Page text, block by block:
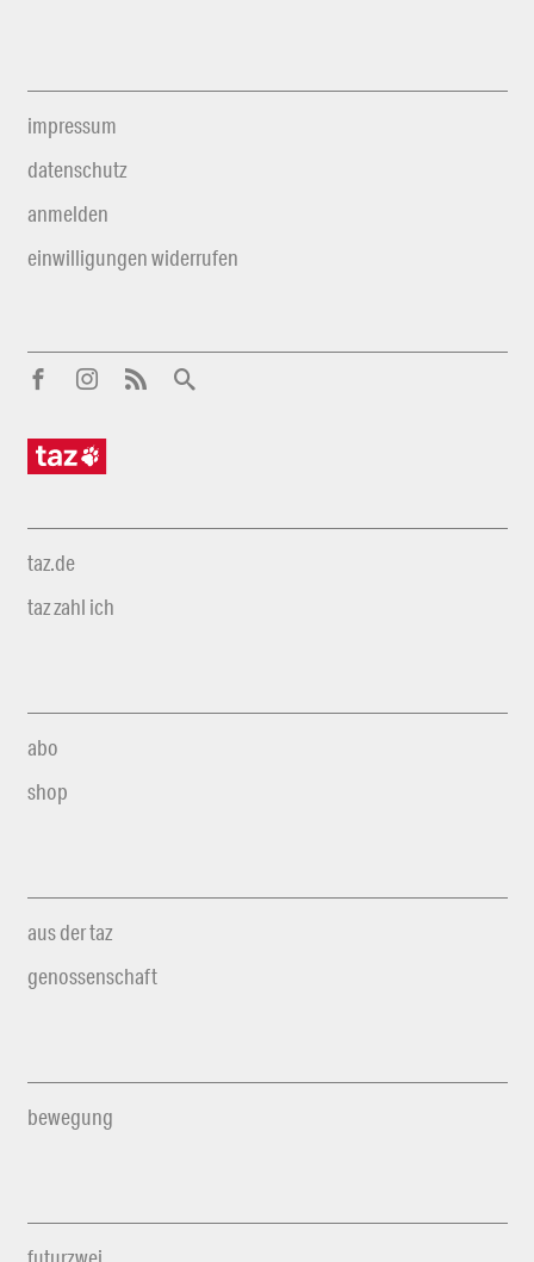
impressum
datenschutz
anmelden
einwilligungen widerrufen
taz.de
taz zahl ich
abo
shop
aus der taz
genossenschaft
bewegung